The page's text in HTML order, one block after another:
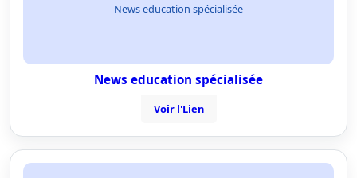
News education spécialisée
News education spécialisée
Voir l'Lien